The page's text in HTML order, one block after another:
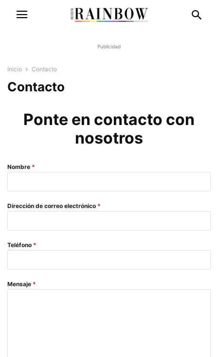
Publicidad
Inicio Contacto
Contacto
Ponte en contacto con
nosotros
Nombre *
Dirección de correo electrónico *
Teléfono *
Mensaje *